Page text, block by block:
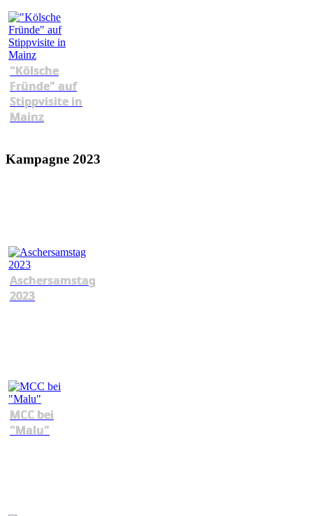
"Kölsche
Fründe" auf
Stippvisite in
Mainz
Kampagne 2023
Aschersamstag
2023
MCC bei
"Malu"